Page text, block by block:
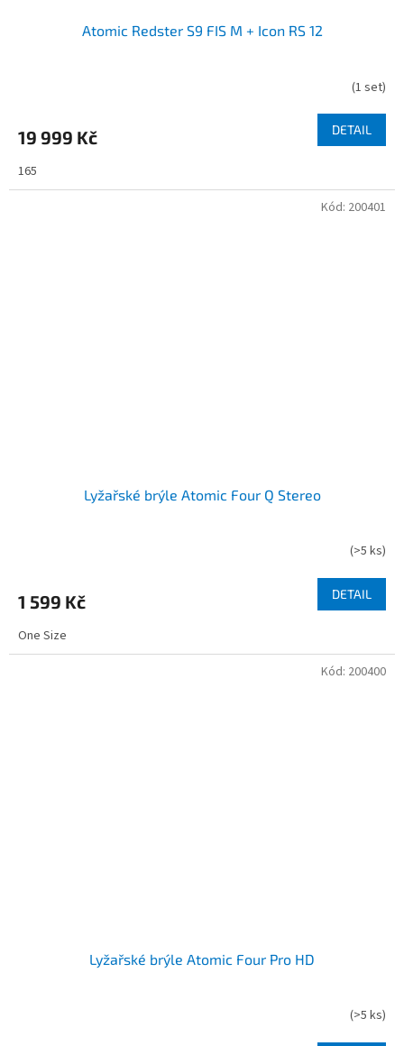
Atomic Redster S9 FIS M + Icon RS 12
(1 set)
19 999 Kč DETAIL
165
Lyžařské brýle Atomic Four Q Stereo
(>5 ks)
1 599 Kč DETAIL
One Size
Kód: 200401
Lyžařské brýle Atomic Four Pro HD
(>5 ks)
Kód: 200400